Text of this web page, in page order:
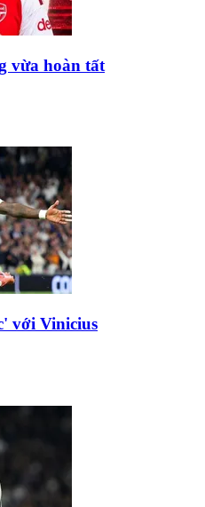
vừa hoàn tất
với Vinicius